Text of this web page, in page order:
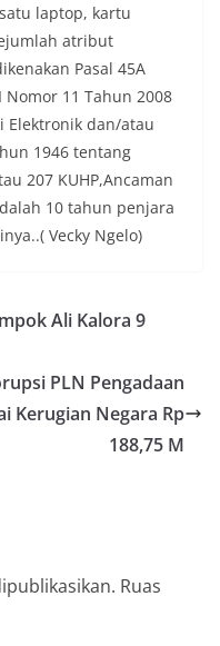
laptop, kartu
atribut
Pasal 45A
Nomor 11 Tahun 2008
Elektronik dan/atau
1946 tentang
207 KUHP,Ancaman
10 tahun penjara
Vecky Ngelo)
Ali Kalora 9
PLN Pengadaan
Kerugian Negara Rp
188,75 M
Ruas